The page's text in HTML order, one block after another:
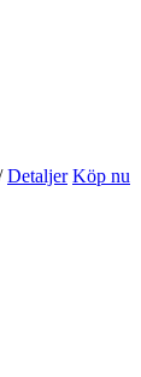
Detaljer Köp nu